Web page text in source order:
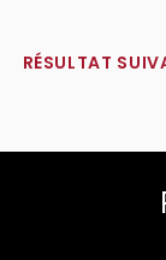
RÉSULTAT